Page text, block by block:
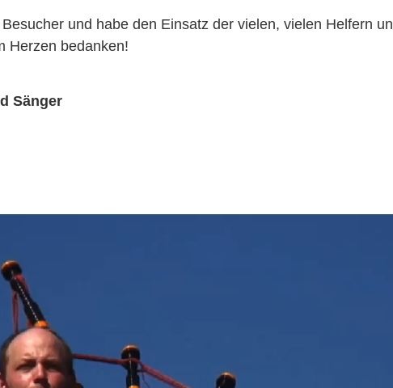
und habe den Einsatz der vielen, vielen Helfern
Herzen bedanken!
Sänger